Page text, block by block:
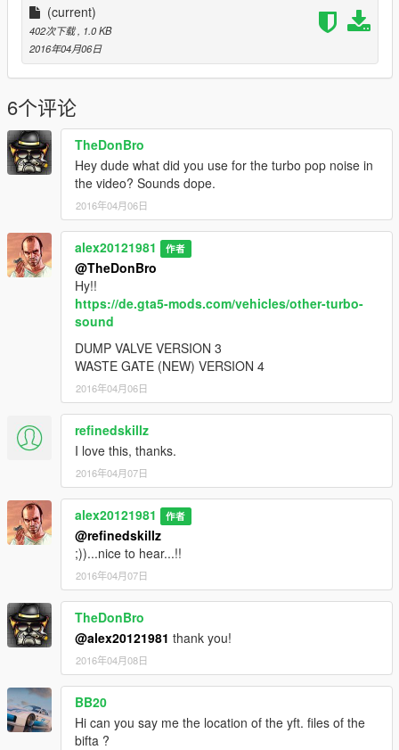
(current)
402次下载 , 1.0 KB
2016年04月06日
6个评论
TheDonBro
Hey dude what did you use for the turbo pop noise in
the video? Sounds dope.
2016年04月06日
alex20121981 作者
@TheDonBro
Hy!!
https://de.gta5-mods.com/vehicles/other-turbo-
sound
DUMP VALVE VERSION 3
WASTE GATE (NEW) VERSION 4
2016年04月06日
refinedskillz
I love this, thanks.
2016年04月07日
alex20121981 作者
@refinedskillz
;))...nice to hear...!!
2016年04月07日
TheDonBro
@alex20121981 thank you!
2016年04月08日
BB20
Hi can you say me the location of the yft. files of the
bifta ?